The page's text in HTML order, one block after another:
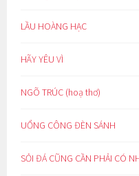
LẦU HOÀNG HẠC
HÃY YÊU VÌ
NGÕ TRÚC (hoạ thơ)
UỔNG CÔNG ĐÈN SÁNH
SỎI ĐÁ CŨNG CẦN PHẢI CÓ